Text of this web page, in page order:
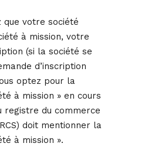
que votre société
à mission, votre
(si la société se
d’inscription
optez pour la
à mission » en cours
registre du commerce
doit mentionner la
à mission ».